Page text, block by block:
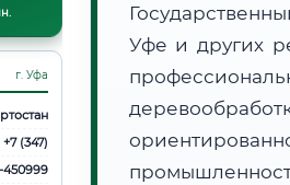
г. Уфа
+7 (347)
Уфе и других